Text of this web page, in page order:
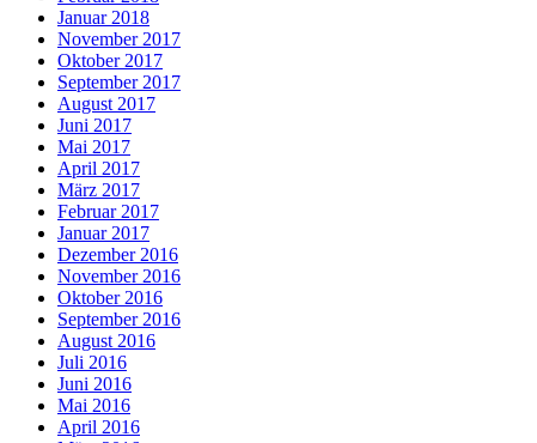
Januar 2018
November 2017
Oktober 2017
September 2017
August 2017
Juni 2017
Mai 2017
April 2017
März 2017
Februar 2017
Januar 2017
Dezember 2016
November 2016
Oktober 2016
September 2016
August 2016
Juli 2016
Juni 2016
Mai 2016
April 2016